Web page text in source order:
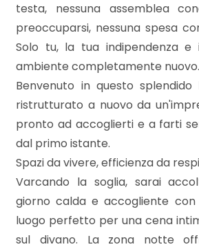
testa, nessuna assemblea
preoccuparsi, nessuna spesa
Solo tu, la tua indipendenza
ambiente completamente nuovo.
Benvenuto in questo
ristrutturato a nuovo da
pronto ad accoglierti e a farti
dal primo istante.
Spazi da vivere, efficienza da
Varcando la soglia, sarai
giorno calda e accogliente
luogo perfetto per una cena
sul divano. La zona notte
Locali
minimi
Qualsiasi
1